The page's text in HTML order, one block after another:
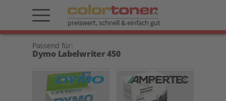
preiswert, schnell & einfach gut
Passend für:
Dymo Labelwriter 450